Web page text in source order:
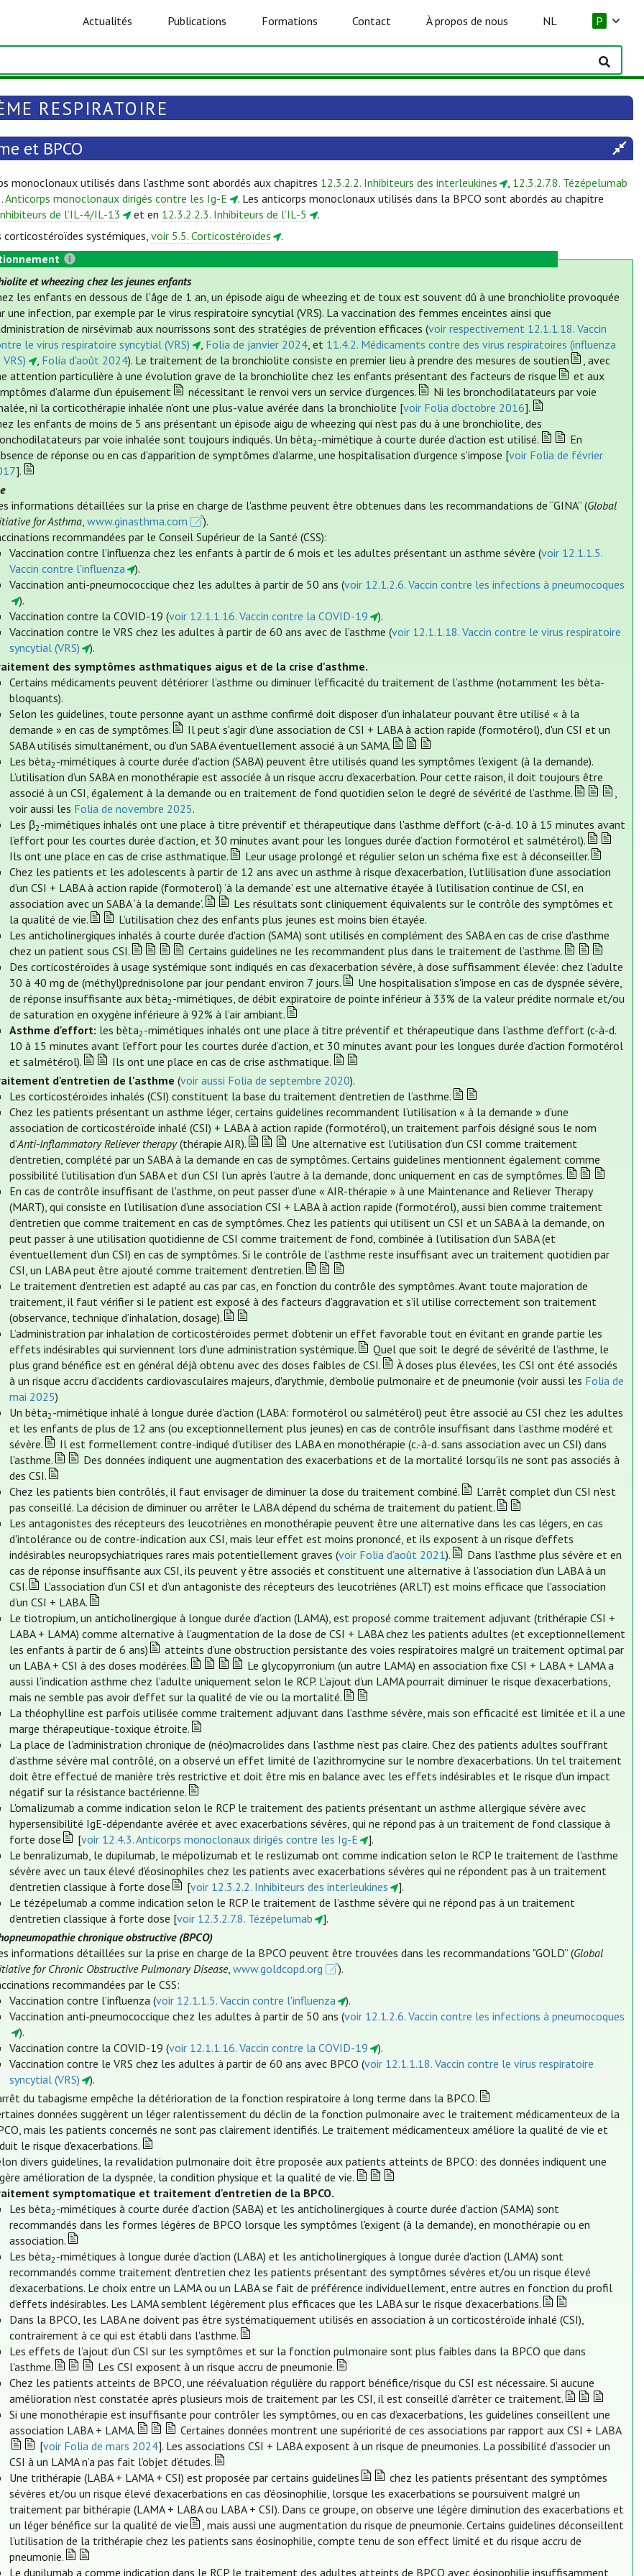
Actualités Publications Formations Contact À propos de nous NL P
RESPIRATOIRE
et BPCO
monoclonaux utilisés dans l’asthme sont abordés aux chapitres 12.3.2.2. Inhibiteurs des interleukines , 12.3.2.7.8. Tézépelumab
Anticorps monoclonaux dirigés contre les Ig-E
. Les anticorps monoclonaux utilisés dans la BPCO sont abordés au chapitre
de l’IL-4/IL-13
et en 12.3.2.2.3. Inhibiteurs de l’IL-5
.
corticostéroïdes systémiques, voir 5.5. Corticostéroïdes
.
et wheezing chez les jeunes enfants
les enfants en dessous de l’âge de 1 an, un épisode aigu de wheezing et de toux est souvent dû à une bronchiolite provoquée
une infection, par exemple par le virus respiratoire syncytial (VRS). La vaccination des femmes enceintes ainsi que
de nirsévimab aux nourrissons sont des stratégies de prévention efficaces (voir respectivement 12.1.1.18. Vaccin
le virus respiratoire syncytial (VRS)
, Folia de janvier 2024, et 11.4.2. Médicaments contre des virus respiratoires (influenza
, Folia d'août 2024). Le traitement de la bronchiolite consiste en premier lieu à prendre des mesures de soutien
, avec
attention particulière à une évolution grave de la bronchiolite chez les enfants présentant des facteurs de risque
et aux
d’alarme d’un épuisement
nécessitant le renvoi vers un service d’urgences.
Ni les bronchodilatateurs par voie
ni la corticothérapie inhalée n’ont une plus-value avérée dans la bronchiolite [voir Folia d'octobre 2016].
les enfants de moins de 5 ans présentant un épisode aigu de wheezing qui n'est pas du à une bronchiolite, des
par voie inhalée sont toujours indiqués. Un bèta2-mimétique à courte durée d’action est utilisé.
En
de réponse ou en cas d’apparition de symptômes d’alarme, une hospitalisation d’urgence s’impose [voir Folia de février
].
informations détaillées sur la prise en charge de l'asthme peuvent être obtenues dans les recommandations de “GINA” (Global
for Asthma,www.ginasthma.com
).
recommandées par le Conseil Supérieur de la Santé (CSS):
Vaccination contre l’influenza chez les enfants à partir de 6 mois et les adultes présentant un asthme sévère (voir 12.1.1.5.
Vaccin contre l'influenza
).
Vaccination anti-pneumococcique chez les adultes à partir de 50 ans (voir 12.1.2.6. Vaccin contre les infections à pneumocoques
).
Vaccination contre la COVID-19 (voir 12.1.1.16. Vaccin contre la COVID-19
).
Vaccination contre le VRS chez les adultes à partir de 60 ans avec de l’asthme (voir 12.1.1.18. Vaccin contre le virus respiratoire
syncytial (VRS)
).
des symptômes asthmatiques aigus et de la crise d'asthme.
Certains médicaments peuvent détériorer l’asthme ou diminuer l’efficacité du traitement de l’asthme (notamment les bèta-
bloquants).
Selon les guidelines, toute personne ayant un asthme confirmé doit disposer d'un inhalateur pouvant être utilisé « à la
demande » en cas de symptômes.
Il peut s'agir d'une association de CSI + LABA à action rapide (formotérol), d'un CSI et un
SABA utilisés simultanément, ou d'un SABA éventuellement associé à un SAMA.
Les bèta2-mimétiques à courte durée d'action (SABA) peuvent être utilisés quand les symptômes l’exigent (à la demande).
L’utilisation d’un SABA en monothérapie est associée à un risque accru d’exacerbation. Pour cette raison, il doit toujours être
associé à un CSI, également à la demande ou en traitement de fond quotidien selon le degré de sévérité de l’asthme.
,
voir aussi les Folia de novembre 2025.
Les β2-mimétiques inhalés ont une place à titre préventif et thérapeutique dans l'asthme d'effort (c-à-d. 10 à 15 minutes avant
l’effort pour les courtes durée d’action, et 30 minutes avant pour les longues durée d’action formotérol et salmétérol).
Ils ont une place en cas de crise asthmatique.
Leur usage prolongé et régulier selon un schéma fixe est à déconseiller.
Chez les patients et les adolescents à partir de 12 ans avec un asthme à risque d’exacerbation, l’utlilisation d’une association
d’un CSI + LABA à action rapide (formoterol) ‘à la demande’ est une alternative étayée à l’utilisation continue de CSI, en
association avec un SABA ‘à la demande’.
Les résultats sont cliniquement équivalents sur le contrôle des symptômes et
la qualité de vie.
L’utilisation chez des enfants plus jeunes est moins bien étayée.
Les anticholinergiques inhalés à courte durée d'action (SAMA) sont utilisés en complément des SABA en cas de crise d'asthme
chez un patient sous CSI.
Certains guidelines ne les recommandent plus dans le traitement de l’asthme.
Des corticostéroïdes à usage systémique sont indiqués en cas d'exacerbation sévère, à dose suffisamment élevée: chez l’adulte
30 à 40 mg de (méthyl)prednisolone par jour pendant environ 7 jours.
Une hospitalisation s'impose en cas de dyspnée sévère,
de réponse insuffisante aux bèta2-mimétiques, de débit expiratoire de pointe inférieur à 33% de la valeur prédite normale et/ou
de saturation en oxygène inférieure à 92% à l’air ambiant.
Asthme d'effort: les bèta2-mimétiques inhalés ont une place à titre préventif et thérapeutique dans l'asthme d'effort (c-à-d.
10 à 15 minutes avant l’effort pour les courtes durée d’action, et 30 minutes avant pour les longues durée d’action formotérol
et salmétérol).
Ils ont une place en cas de crise asthmatique.
d'entretien de l'asthme (voir aussi Folia de septembre 2020).
Les corticostéroïdes inhalés (CSI) constituent la base du traitement d’entretien de l’asthme.
Chez les patients présentant un asthme léger, certains guidelines recommandent l’utilisation « à la demande » d’une
association de corticostéroïde inhalé (CSI) + LABA à action rapide (formotérol), un traitement parfois désigné sous le nom
d’Anti-Inflammatory Reliever therapy(thérapie AIR).
Une alternative est l’utilisation d’un CSI comme traitement
d’entretien, complété par un SABA à la demande en cas de symptômes. Certains guidelines mentionnent également comme
possibilité l’utilisation d’un SABA et d’un CSI l’un après l’autre à la demande, donc uniquement en cas de symptômes.
En cas de contrôle insuffisant de l'asthme, on peut passer d’une « AIR-thérapie » à une Maintenance and Reliever Therapy
(MART), qui consiste en l’utilisation d’une association CSI + LABA à action rapide (formotérol), aussi bien comme traitement
d’entretien que comme traitement en cas de symptômes. Chez les patients qui utilisent un CSI et un SABA à la demande, on
peut passer à une utilisation quotidienne de CSI comme traitement de fond, combinée à l’utilisation d’un SABA (et
éventuellement d’un CSI) en cas de symptômes. Si le contrôle de l’asthme reste insuffisant avec un traitement quotidien par
CSI, un LABA peut être ajouté comme traitement d’entretien.
Le traitement d’entretien est adapté au cas par cas, en fonction du contrôle des symptômes. Avant toute majoration de
traitement, il faut vérifier si le patient est exposé à des facteurs d’aggravation et s’il utilise correctement son traitement
(observance, technique d’inhalation, dosage).
L’administration par inhalation de corticostéroïdes permet d’obtenir un effet favorable tout en évitant en grande partie les
effets indésirables qui surviennent lors d’une administration systémique.
Quel que soit le degré de sévérité de l’asthme, le
plus grand bénéfice est en général déjà obtenu avec des doses faibles de CSI.
À doses plus élevées, les CSI ont été associés
à un risque accru d’accidents cardiovasculaires majeurs, d'arythmie, d'embolie pulmonaire et de pneumonie (voir aussi les Folia de
mai 2025)
Un bèta2-mimétique inhalé à longue durée d'action (LABA: formotérol ou salmétérol) peut être associé au CSI chez les adultes
et les enfants de plus de 12 ans (ou exceptionnellement plus jeunes) en cas de contrôle insuffisant dans l’asthme modéré et
sévère.
Il est formellement contre-indiqué d'utiliser des LABA en monothérapie (c.-à-d. sans association avec un CSI) dans
l'asthme.
Des données indiquent une augmentation des exacerbations et de la mortalité lorsqu’ils ne sont pas associés à
des CSI.
Chez les patients bien contrôlés, il faut envisager de diminuer la dose du traitement combiné.
L’arrêt complet d’un CSI n’est
pas conseillé. La décision de diminuer ou arrêter le LABA dépend du schéma de traitement du patient.
Les antagonistes des récepteurs des leucotriènes en monothérapie peuvent être une alternative dans les cas légers, en cas
d'intolérance ou de contre-indication aux CSI, mais leur effet est moins prononcé, et ils exposent à un risque d’effets
indésirables neuropsychiatriques rares mais potentiellement graves (voir Folia d'août 2021).
Dans l'asthme plus sévère et en
cas de réponse insuffisante aux CSI, ils peuvent y être associés et constituent une alternative à l’association d’un LABA à un
CSI.
L'association d’un CSI et d’un antagoniste des récepteurs des leucotriènes (ARLT) est moins efficace que l'association
d’un CSI + LABA.
Le tiotropium, un anticholinergique à longue durée d’action (LAMA), est proposé comme traitement adjuvant (trithérapie CSI +
LABA + LAMA) comme alternative à l’augmentation de la dose de CSI + LABA chez les patients adultes (et exceptionnellement
les enfants à partir de 6 ans)
atteints d’une obstruction persistante des voies respiratoires malgré un traitement optimal par
un LABA + CSI à des doses modérées.
Le glycopyrronium (un autre LAMA) en association fixe CSI + LABA + LAMA a
aussi l’indication asthme chez l’adulte uniquement selon le RCP. L’ajout d’un LAMA pourrait diminuer le risque d’exacerbations,
mais ne semble pas avoir d’effet sur la qualité de vie ou la mortalité.
La théophylline est parfois utilisée comme traitement adjuvant dans l’asthme sévère, mais son efficacité est limitée et il a une
marge thérapeutique-toxique étroite.
La place de l’administration chronique de (néo)macrolides dans l’asthme n’est pas claire. Chez des patients adultes souffrant
d’asthme sévère mal contrôlé, on a observé un effet limité de l’azithromycine sur le nombre d’exacerbations. Un tel traitement
doit être effectué de manière très restrictive et doit être mis en balance avec les effets indésirables et le risque d’un impact
négatif sur la résistance bactérienne.
L'omalizumab a comme indication selon le RCP le traitement des patients présentant un asthme allergique sévère avec
hypersensibilité IgE-dépendante avérée et avec exacerbations sévères, qui ne répond pas à un traitement de fond classique à
forte dose
[voir 12.4.3. Anticorps monoclonaux dirigés contre les Ig-E
].
Le benralizumab, le dupilumab, le mépolizumab et le reslizumab ont comme indication selon le RCP le traitement de l'asthme
sévère avec un taux élevé d'éosinophiles chez les patients avec exacerbations sévères qui ne répondent pas à un traitement
d’entretien classique à forte dose
[voir 12.3.2.2. Inhibiteurs des interleukines
].
Le tézépelumab a comme indication selon le RCP le traitement de l’asthme sévère qui ne répond pas à un traitement
d’entretien classique à forte dose [voir 12.3.2.7.8. Tézépelumab
].
chronique obstructive (BPCO)
informations détaillées sur la prise en charge de la BPCO peuvent être trouvées dans les recommandations "GOLD” (Global
for Chronic Obstructive Pulmonary Disease,www.goldcopd.org
).
recommandées par le CSS:
Vaccination contre l’influenza (voir 12.1.1.5. Vaccin contre l'influenza
).
Vaccination anti-pneumococcique chez les adultes à partir de 50 ans (voir 12.1.2.6. Vaccin contre les infections à pneumocoques
).
Vaccination contre la COVID-19 (voir 12.1.1.16. Vaccin contre la COVID-19
).
Vaccination contre le VRS chez les adultes à partir de 60 ans avec BPCO (voir 12.1.1.18. Vaccin contre le virus respiratoire
syncytial (VRS)
).
du tabagisme empêche la détérioration de la fonction respiratoire à long terme dans la BPCO.
données suggèrent un léger ralentissement du déclin de la fonction pulmonaire avec le traitement médicamenteux de la
mais les patients concernés ne sont pas clairement identifiés. Le traitement médicamenteux améliore la qualité de vie et
le risque d'exacerbations.
divers guidelines, la revalidation pulmonaire doit être proposée aux patients atteints de BPCO: des données indiquent une
amélioration de la dyspnée, la condition physique et la qualité de vie.
symptomatique et traitement d'entretien de la BPCO.
Les bèta2-mimétiques à courte durée d'action (SABA) et les anticholinergiques à courte durée d'action (SAMA) sont
recommandés dans les formes légères de BPCO lorsque les symptômes l'exigent (à la demande), en monothérapie ou en
association.
Les bèta2-mimétiques à longue durée d'action (LABA) et les anticholinergiques à longue durée d'action (LAMA) sont
recommandés comme traitement d'entretien chez les patients présentant des symptômes sévères et/ou un risque élevé
d’exacerbations. Le choix entre un LAMA ou un LABA se fait de préférence individuellement, entre autres en fonction du profil
d’effets indésirables. Les LAMA semblent légèrement plus efficaces que les LABA sur le risque d’exacerbations.
Dans la BPCO, les LABA ne doivent pas être systématiquement utilisés en association à un corticostéroïde inhalé (CSI),
contrairement à ce qui est établi dans l'asthme.
Les effets de l’ajout d’un CSI sur les symptômes et sur la fonction pulmonaire sont plus faibles dans la BPCO que dans
l'asthme.
Les CSI exposent à un risque accru de pneumonie.
Chez les patients atteints de BPCO, une réévaluation régulière du rapport bénéfice/risque du CSI est nécessaire. Si aucune
amélioration n'est constatée après plusieurs mois de traitement par les CSI, il est conseillé d'arrêter ce traitement.
Si une monothérapie est insuffisante pour contrôler les symptômes, ou en cas d’exacerbations, les guidelines conseillent une
association LABA + LAMA.
Certaines données montrent une supériorité de ces associations par rapport aux CSI + LABA
[voir Folia de mars 2024]. Les associations CSI + LABA exposent à un risque de pneumonies. La possibilité d’associer un
CSI à un LAMA n’a pas fait l’objet d’études.
Une trithérapie (LABA + LAMA + CSI) est proposée par certains guidelines
chez les patients présentant des symptômes
sévères et/ou un risque élevé d’exacerbations en cas d’éosinophilie, lorsque les exacerbations se poursuivent malgré un
traitement par bithérapie (LAMA + LABA ou LABA + CSI). Dans ce groupe, on observe une légère diminution des exacerbations et
un léger bénéfice sur la qualité de vie
, mais aussi une augmentation du risque de pneumonie. Certains guidelines déconseillent
l’utilisation de la trithérapie chez les patients sans éosinophilie, compte tenu de son effect limité et du risque accru de
pneumonie.
Le dupilumab a comme indication dans le RCP le traitement des adultes atteints de BPCO avec éosinophilie insuffisamment